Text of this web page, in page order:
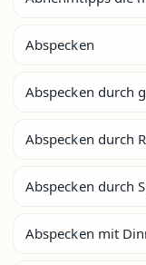
Abspecken
Abspecken durch
Abspecken durch
Abspecken durch
Abspecken mit